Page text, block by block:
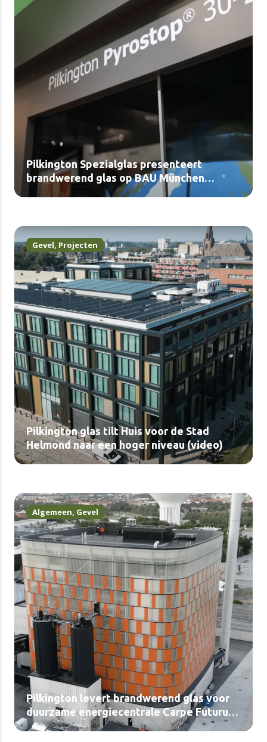
Pilkington Spezialglas presenteert
brandwerend glas op BAU München
(video)
Gevel, Projecten
Pilkington glas tilt Huis voor de Stad
Helmond naar een hoger niveau (video)
Algemeen, Gevel
Pilkington levert brandwerend glas voor
duurzame energiecentrale Carpe Futurum
in Uppsala (video)